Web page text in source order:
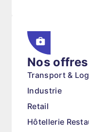
Nos
Transport &
Industrie
Retail
Hôtellerie